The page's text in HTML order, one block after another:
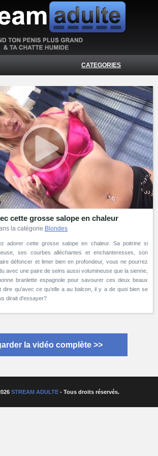
CATEGORIES
cette grosse salope en chaleur
la catégorie Blondes
adorer cette grosse salope en chaleur. Sa poitrine si
ses courbes alléchantes et enchanteresses, son
défoncer et limer bien en profondeur, vous ne pourrez
avec une paire de seins aussi volumineuse que la sienne,
branlette espagnole pour savourer ces deux beaux
dire qu'avec ce qu'elle a au balcon, il y a de quoi bien se
dirait d'essayer?
la vidéo complète >>
STREAM ADULTE - Tous droits réservés.